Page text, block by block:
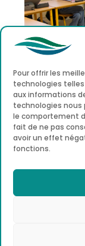
Pour offrir les
technologies
aux informations
technologies
le comportement
fait de ne pas
avoir un effet
fonctions.
secrétariat